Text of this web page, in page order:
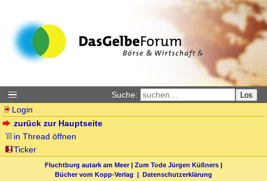
Suche: Los
Login
zurück zur Hauptseite
in Thread öffnen
Ticker
Fluchtburg autark am Meer| Zum Tode Jürgen Küßners |
Bücher vom Kopp-Verlag | Datenschutzerklärung